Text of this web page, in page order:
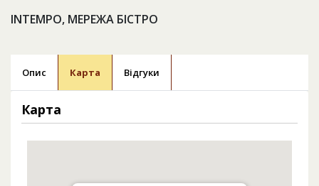
INTEMPO, МЕРЕЖА БІСТРО
Опис Карта Відгуки
Карта